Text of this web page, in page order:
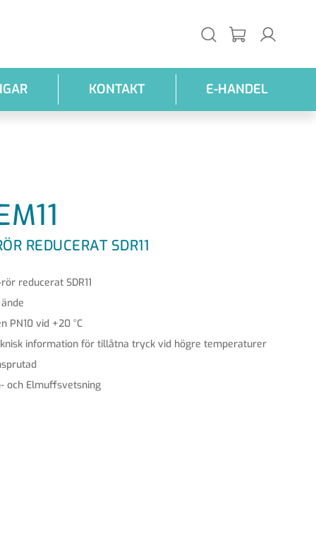
KONTAKT E-HANDEL
REDUCERAT SDR11
reducerat SDR11
PN10 vid +20 °C
information för tillåtna tryck vid högre temperaturer
och Elmuffsvetsning